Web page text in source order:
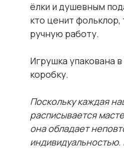
ёлки и душевным
кто ценит фольклор,
ручную работу.
Игрушка упакована
коробку.
Поскольку каждая
расписывается
она обладает
индивидуальностью.
товары
[Хит продаж]